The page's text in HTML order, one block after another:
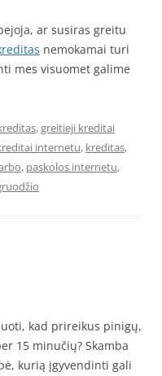
ar susiras greitu
nemokamai turi
mes visuomet galime
,greitieji kreditai
internetu, kreditas,
, paskolos internetu,
kad prireikus pinigų,
15 minučių? Skamba
kurią įgyvendinti gali